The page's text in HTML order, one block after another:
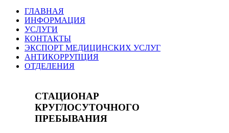
ГЛАВНАЯ
ИНФОРМАЦИЯ
УСЛУГИ
КОНТАКТЫ
ЭКСПОРТ МЕДИЦИНСКИХ УСЛУГ
АНТИКОРРУПЦИЯ
ОТДЕЛЕНИЯ
СТАЦИОНАР
КРУГЛОСУТОЧНОГО
ПРЕБЫВАНИЯ